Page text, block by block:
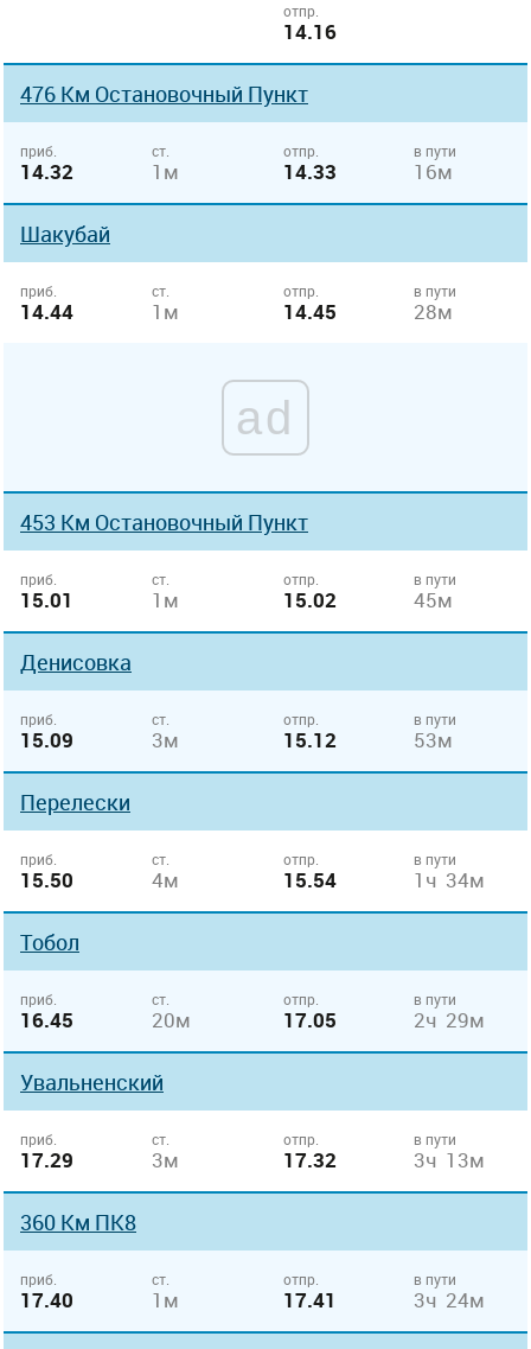
отпр.
14.16
476 Км Остановочный Пункт
приб.
14.32
ст.
1м
отпр.
14.33
в пути
16м
Шакубай
приб.
14.44
ст.
1м
отпр.
14.45
в пути
28м
ad
453 Км Остановочный Пункт
приб.
15.01
ст.
1м
отпр.
15.02
в пути
45м
Денисовка
приб.
15.09
ст.
3м
отпр.
15.12
в пути
53м
Перелески
приб.
15.50
ст.
4м
отпр.
15.54
в пути
1ч 34м
Тобол
приб.
16.45
ст.
20м
отпр.
17.05
в пути
2ч 29м
Увальненский
приб.
17.29
ст.
3м
отпр.
17.32
в пути
3ч 13м
360 Км ПК8
приб.
17.40
ст.
1м
отпр.
17.41
в пути
3ч 24м